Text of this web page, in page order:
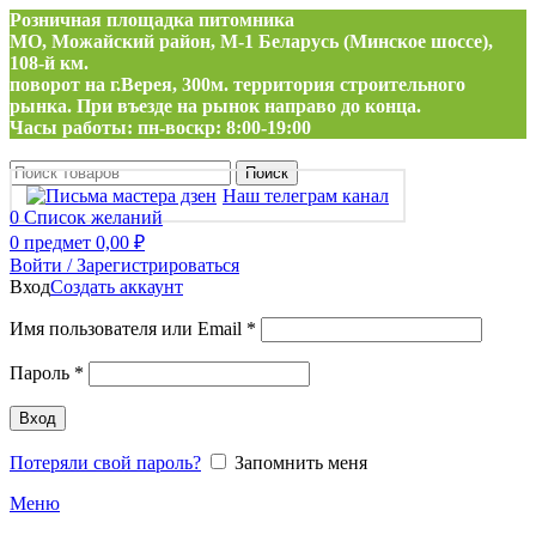
Розничная площадка питомника
МО, Можайский район, М-1 Беларусь (Минское шоссе),
108-й км.
поворот на г.Верея, 300м. территория строительного
рынка. При въезде на рынок направо до конца.
Часы работы: пн-воскр: 8:00-19:00
Поиск
Наш телеграм канал
0 Список желаний
0 предмет 0,00 ₽
Войти / Зарегистрироваться
ВходСоздать аккаунт
Имя пользователя или Email *
Пароль *
Вход
Потеряли свой пароль?
Запомнить меня
Меню